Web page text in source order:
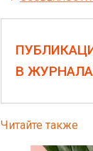
В
Читайте также